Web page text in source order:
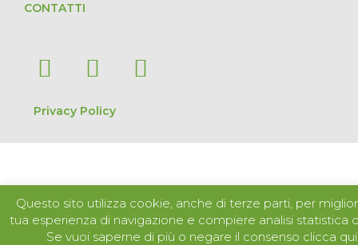
CONTATTI
Privacy Policy
Questo sito utilizza cookie, anche di terze parti, per
tua esperienza di navigazione e compiere analisi statistica
Se vuoi saperne di più o negare il consenso clicca